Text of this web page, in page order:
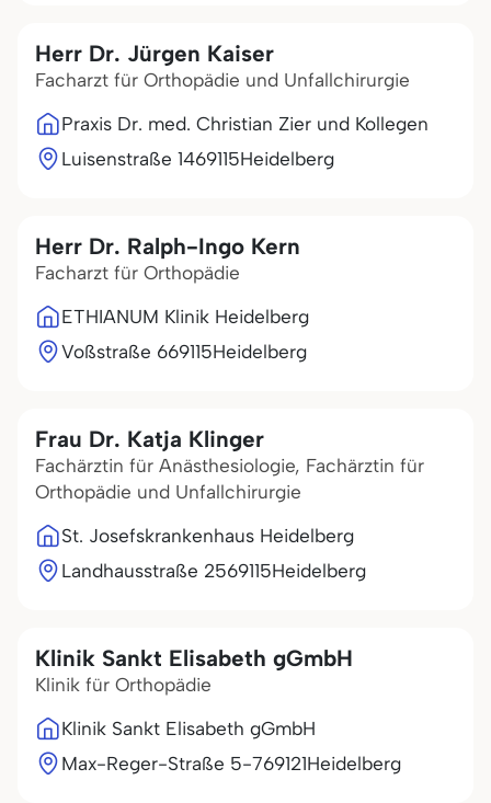
Herr Dr. Jürgen Kaiser
Facharzt für Orthopädie und Unfallchirurgie
Praxis Dr. med. Christian Zier und Kollegen
Luisenstraße 1469115Heidelberg
Herr Dr. Ralph-Ingo Kern
Facharzt für Orthopädie
ETHIANUM Klinik Heidelberg
Voßstraße 669115Heidelberg
Frau Dr. Katja Klinger
Fachärztin für Anästhesiologie, Fachärztin für
Orthopädie und Unfallchirurgie
St. Josefskrankenhaus Heidelberg
Landhausstraße 2569115Heidelberg
Klinik Sankt Elisabeth gGmbH
Klinik für Orthopädie
Klinik Sankt Elisabeth gGmbH
Max-Reger-Straße 5-769121Heidelberg